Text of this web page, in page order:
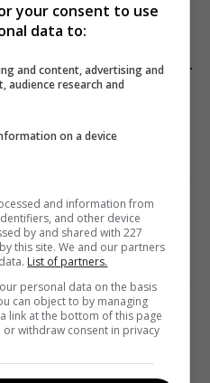
перемена,
Путину, - СМИ
по картам Таро:
Девам -
находили мед
3 знака китайского
удачная неделя
простой кухонный
дом от мух
шарики из
– зачем так
your consent to use
data to:
and content, advertising and
audience research and
on a device
and information from
and other device
by and shared with 227
this site. We and our partners
List of partners.
personal data on the basis
can object to by managing
link at the bottom of this page
withdraw consent in privacy